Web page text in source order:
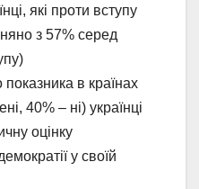
які проти вступу
з 57% серед
показника в країнах
40% – ні) українці
оцінку
у своїй